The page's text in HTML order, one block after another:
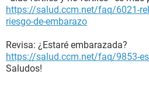
https://salud.ccm.net/faq/6021-
riesgo-de-embarazo
Revisa: ¿Estaré embarazada?
https://salud.ccm.net/faq/9853-
Saludos!